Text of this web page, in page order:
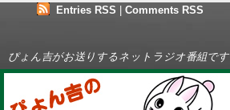
Entries RSS Comments RSS
ぴょん吉がお送りするネットラジオ番組です